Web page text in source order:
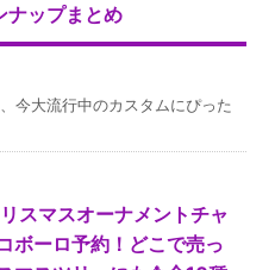
ナップまとめ
今大流行中のカスタムにぴった
スマスオーナメントチャ
ボーロ予約！どこで売っ